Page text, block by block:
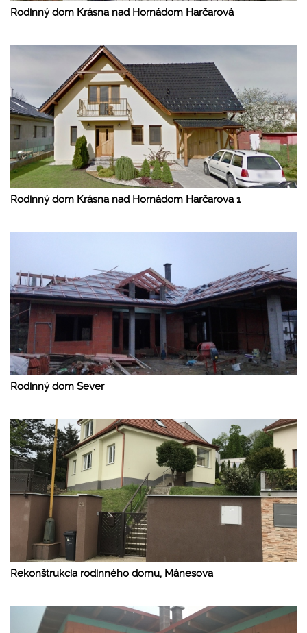
Rodinný dom Krásna nad Hornádom Harčarová
Rodinný dom Krásna nad Hornádom Harčarova 1
Rodinný dom Sever
Rekonštrukcia rodinného domu, Mánesova